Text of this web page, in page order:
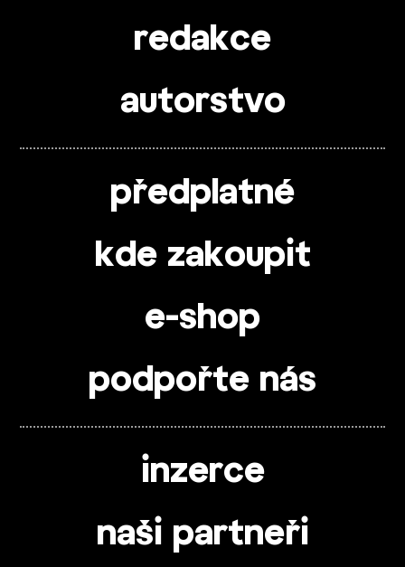
redakce
autorstvo
předplatné
kde zakoupit
e-shop
podpořte nás
inzerce
naši partneři